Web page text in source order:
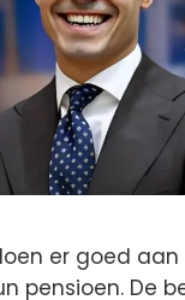
er goed
pensioen. De